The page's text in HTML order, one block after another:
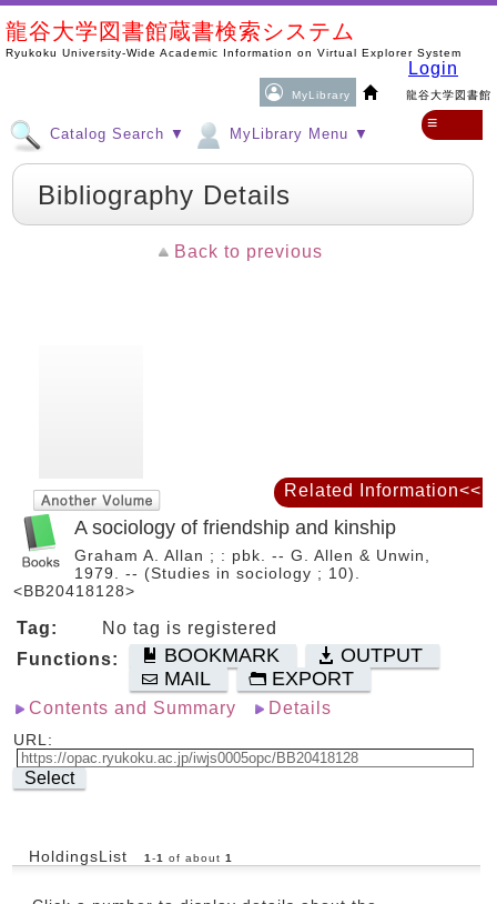
龍谷大学図書館蔵書検索システム
Ryukoku University-Wide Academic Information on Virtual Explorer System
MyLibrary 龍谷大学図書館
Login
Catalog Search ▼ MyLibrary Menu ▼
≡
Bibliography Details
Back to previous
A sociology of friendship and kinship
Graham A. Allan ; : pbk. -- G. Allen & Unwin,
1979. -- (Studies in sociology ; 10).
<BB20418128>
Tag:
No tag is registered
Functions:
BOOKMARK
OUTPUT
MAIL
EXPORT
Contents and Summary Details
URL:
Select
HoldingsList 1 -1 of about 1
Related Information<<